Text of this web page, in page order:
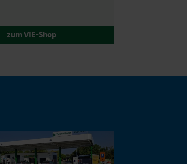
zum VIE-Shop